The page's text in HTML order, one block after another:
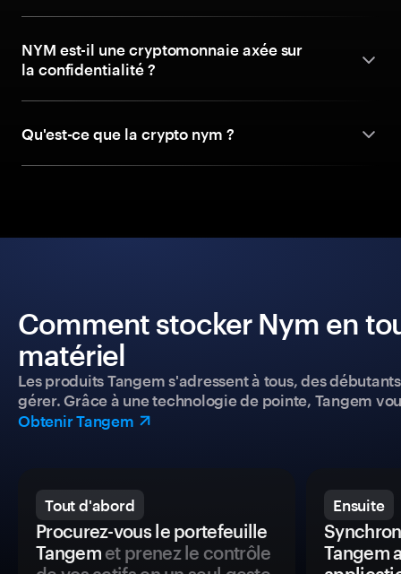
NYM est-il une cryptomonnaie axée sur
la confidentialité ?
Qu'est-ce que la crypto nym ?
Comment stocker Nym en
matériel
Les produits Tangem s'adressent à tous, des
gérer. Grâce à une technologie de pointe, Tangem
Obtenir Tangem
Tout d'abord
Procurez-vous le portefeuille
Tangemet prenez le contrôle
Ensuite
Tangem